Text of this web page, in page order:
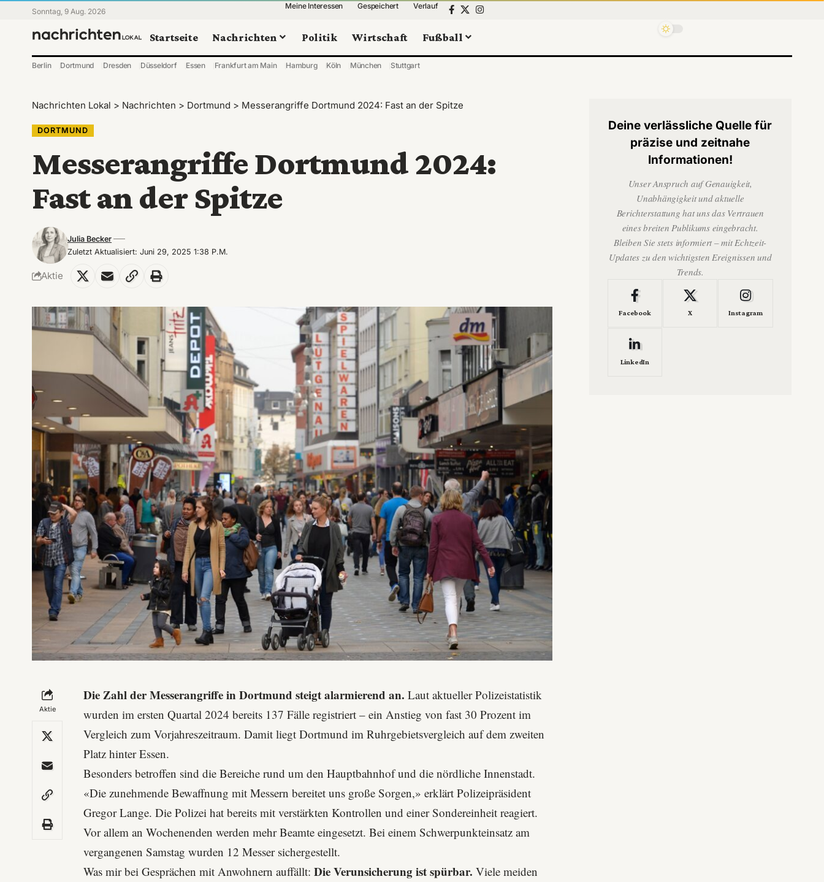
Sonntag, 9 Aug. 2026
Meine Interessen Gespeichert Verlauf
Startseite Nachrichten Politik Wirtschaft Fußball
Berlin Dortmund Dresden Düsseldorf Essen Frankfurt am Main Hamburg Köln München Stuttgart
Nachrichten Lokal > Nachrichten > Dortmund > Messerangriffe Dortmund 2024: Fast an der Spitze
DORTMUND
Messerangriffe Dortmund 2024:
Fast an der Spitze
Zuletzt Aktualisiert: Juni 29, 2025 1:38 P.m.
Julia Becker
Aktie
Aktie
Die Zahl der Messerangriffe in Dortmund steigt alarmierend an. Laut aktueller Polizeistatistik
wurden im ersten Quartal 2024 bereits 137 Fälle registriert – ein Anstieg von fast 30 Prozent im
Vergleich zum Vorjahreszeitraum. Damit liegt Dortmund im Ruhrgebietsvergleich auf dem zweiten
Platz hinterEssen.
Besonders betroffen sind die Bereiche rund um denHauptbahnhofund die nördliche Innenstadt.
«Die zunehmende Bewaffnung mit Messern bereitet uns große Sorgen,» erklärt Polizeipräsident
Gregor Lange. Die Polizei hat bereits mit verstärkten Kontrollen und einer Sondereinheit reagiert.
Vor allem an Wochenenden werden mehr Beamte eingesetzt. Bei einem Schwerpunkteinsatz am
vergangenen Samstag wurden 12 Messer sichergestellt.
Was mir bei Gesprächen mit Anwohnern auffällt:Die Verunsicherung ist spürbar. Viele meiden
Deine verlässliche Quelle für
präzise und zeitnahe
Informationen!
Unser Anspruch auf Genauigkeit,
Unabhängigkeit und aktuelle
Berichterstattung hat uns das Vertrauen
eines breiten Publikums eingebracht.
Bleiben Sie stets informiert – mit Echtzeit-
Updates zu den wichtigsten Ereignissen und
Trends.
Facebook X Instagram
LinkedIn